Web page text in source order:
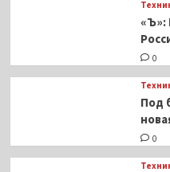
«Ъ»:
0
Под
0